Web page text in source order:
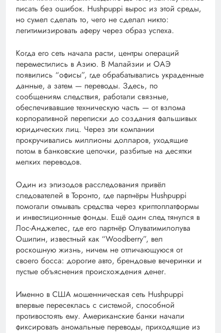
писать без ошибок. Hushpuppi вырос из этой среды,
но сумел сделать то, чего не сделал никто:
легитимизировать аферу через образ успеха.
Когда его сеть начала расти, центры операций
переместились в Азию. В Малайзии и ОАЭ
появились “офисы”, где обрабатывались украденные
данные, а затем — переводы. Здесь, по
сообщениям следствия, работали связные,
обеспечивавшие техническую часть — от взлома
корпоративной переписки до создания фальшивых
юридических лиц. Через эти компании
прокручивались миллионы долларов, уходящие
потом в банковские цепочки, разбитые на десятки
мелких переводов.
Один из эпизодов расследования привёл
следователей в Торонто, где партнёры Hushpuppi
помогали отмывать средства через криптоплатформы
и инвестиционные фонды. Ещё один след тянулся в
Лос-Анджелес, где его партнёр Олуватимилолува
Ошипин, известный как “Woodberry”, вел
роскошную жизнь, ничем не отличающуюся от
своего босса: дорогие авто, брендовые вечеринки и
пустые объяснения происхождения денег.
Именно в США мошенническая сеть Hushpuppi
впервые пересеклась с системой, способной
противостоять ему. Американские банки начали
фиксировать аномальные переводы, приходящие из